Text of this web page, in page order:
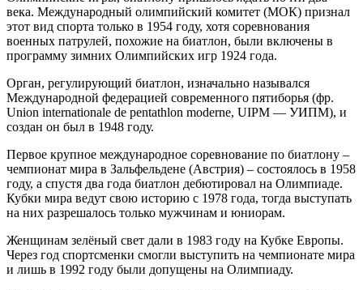
века. Международный олимпийский комитет (МОК) признал
этот вид спорта только в 1954 году, хотя соревнования
военных патрулей, похожие на биатлон, были включены в
программу зимних Олимпийских игр 1924 года.
Орган, регулирующий биатлон, изначально назывался
Международной федерацией современного пятиборья (фр.
Union internationale de pentathlon moderne, UIPM — УИПМ), и
создан он был в 1948 году.
Первое крупное международное соревнование по биатлону –
чемпионат мира в Зальфельдене (Австрия) – состоялось в 1958
году, а спустя два года биатлон дебютировал на Олимпиаде.
Кубки мира ведут свою историю с 1978 года, тогда выступать
на них разрешалось только мужчинам и юниорам.
Женщинам зелёный свет дали в 1983 году на Кубке Европы.
Через год спортсменки смогли выступить на чемпионате мира
и лишь в 1992 году были допущены на Олимпиаду.